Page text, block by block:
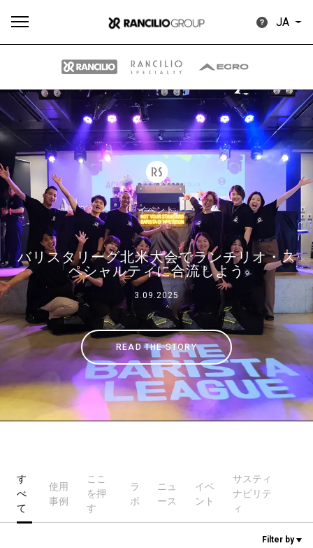
JA
イベント
バリスタリーグ北米大会でランチリオ・ス
ペシャルティに合流しよう
3.09.2025
READ THE STORY
す
べ
て
使用
事例
ここ
を押
す
ラ
ボ
ニュ
ース
イベ
ント
サスティ
ナビリテ
ィ
Filter by
す
べ
て
製品
情報
ニュ
ース
ダウン
ロード
もっ
と見
る
Our brands
グループ
ニュース
歴史
サスティナビリティ